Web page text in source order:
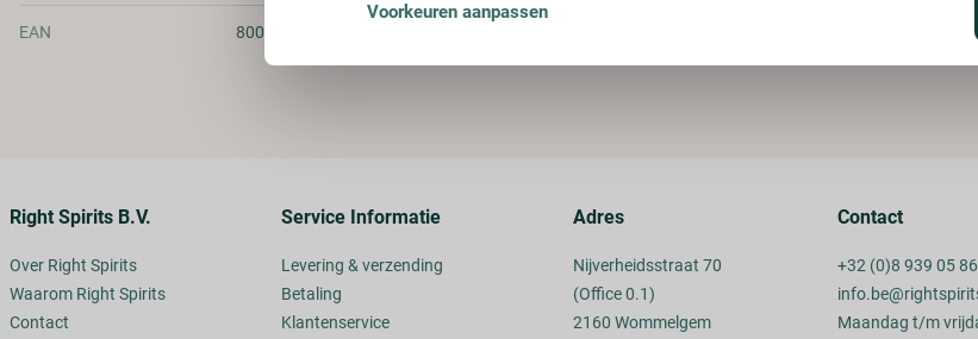
EAN 8004160660304
Right Spirits B.V.
Over Right Spirits
Waarom Right Spirits
Contact
Service Informatie
Levering & verzending
Betaling
Klantenservice
Adres
Nijverheidsstraat 70
(Office 0.1)
2160 Wommelgem
Contact
+32 (0)8 939 05 86
Maandag t/m
Voorkeuren aanpassen